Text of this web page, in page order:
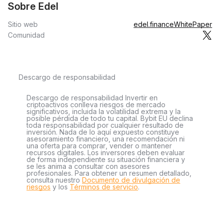
Sobre Edel
Sitio web edel.financeWhitePaper
Comunidad
Descargo de responsabilidad
Descargo de responsabilidad Invertir en
criptoactivos conlleva riesgos de mercado
significativos, incluida la volatilidad extrema y la
posible pérdida de todo tu capital. Bybit EU declina
toda responsabilidad por cualquier resultado de
inversión. Nada de lo aquí expuesto constituye
asesoramiento financiero, una recomendación ni
una oferta para comprar, vender o mantener
recursos digitales. Los inversores deben evaluar
de forma independiente su situación financiera y
se les anima a consultar con asesores
profesionales. Para obtener un resumen detallado,
consulta nuestro Documento de divulgación de
riesgos y los Términos de servicio.